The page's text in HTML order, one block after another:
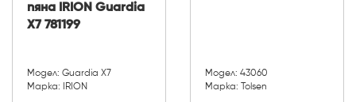
пяна IRION Guardia
X7 781199
Модел: Guardia X7
Марка: IRION
Модел: 43060
Марка: Tolsen